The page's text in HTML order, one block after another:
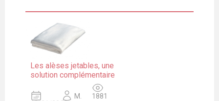
Les alèses jetables, une
solution complémentaire
M.
1881